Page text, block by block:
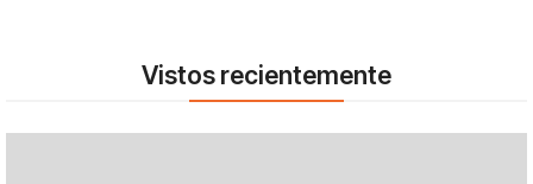
Vistos recientemente